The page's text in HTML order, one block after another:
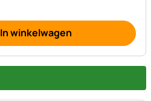
In winkelwagen